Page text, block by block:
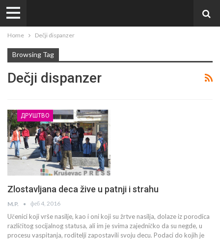
Home Dečji dispanzer
Browsing Tag
Dečji dispanzer
ДРУШТВО
Zlostavljana deca žive u patnji i strahu
M.P. феб 4, 2016
Učenici koji vrše nasilje, kao i oni koji su žrtve nasilja, dolaze iz porodica
različitog socijalnog statusa, ali im je svima zajedničko da su negde, u
procesu vaspitanja, roditelji zapostavili svoju decu. Podaci do kojih je